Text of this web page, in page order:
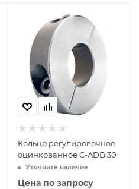
Кольцо регулировочное
оцинкованное C-ADB 30
Уточните наличие
Цена по запросу